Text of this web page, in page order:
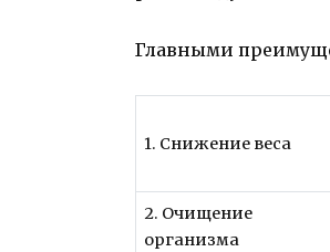
Главными
1. Снижение веса
2. Очищение
организма